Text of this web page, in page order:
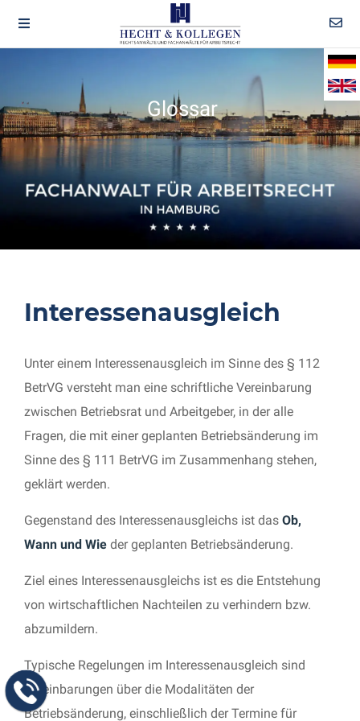
Glossar
Interessenausgleich
Unter einem Interessenausgleich im Sinne des § 112
BetrVG versteht man eine schriftliche Vereinbarung
zwischen Betriebsrat und Arbeitgeber, in der alle
Fragen, die mit einer geplanten Betriebsänderung im
Sinne des § 111 BetrVG im Zusammenhang stehen,
geklärt werden.
Gegenstand des Interessenausgleichs ist das Ob,
Wann und Wie der geplanten Betriebsänderung.
Ziel eines Interessenausgleichs ist es die Entstehung
von wirtschaftlichen Nachteilen zu verhindern bzw.
abzumildern.
Typische Regelungen im Interessenausgleich sind
Vereinbarungen über die Modalitäten der
Betriebsänderung, einschließlich der Termine für